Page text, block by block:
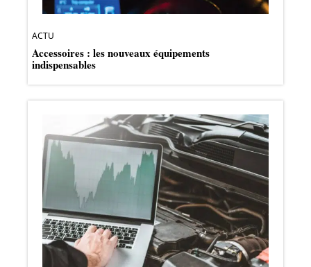
ACTU
Accessoires : les nouveaux équipements
indispensables